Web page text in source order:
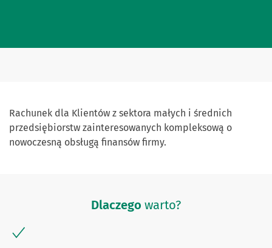
Rachunek dla Klientów z sektora małych i średnich
przedsiębiorstw zainteresowanych kompleksową o
nowoczesną obsługą finansów firmy.
Dlaczego warto?